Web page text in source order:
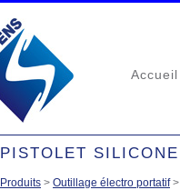
Accueil
PISTOLET SILICONE
Produits > Outillage électro portatif>